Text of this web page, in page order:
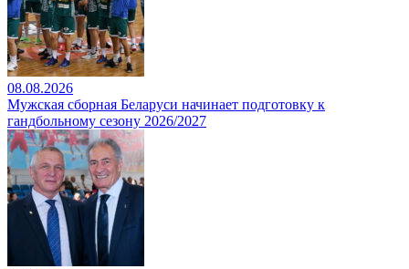
08.08.2026
Мужская сборная Беларуси начинает подготовку к
гандбольному сезону 2026/2027